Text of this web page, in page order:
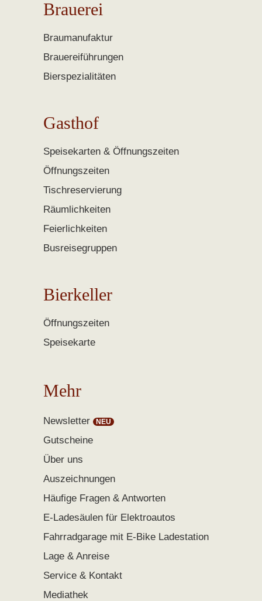
Brauerei
Braumanufaktur
Brauereiführungen
Bierspezialitäten
Gasthof
Speisekarten & Öffnungszeiten
Öffnungszeiten
Tischreservierung
Räumlichkeiten
Feierlichkeiten
Busreisegruppen
Bierkeller
Öffnungszeiten
Speisekarte
Mehr
Newsletter
Gutscheine
Über uns
Auszeichnungen
Häufige Fragen & Antworten
E-Ladesäulen für Elektroautos
Fahrradgarage mit E-Bike Ladestation
Lage & Anreise
Service & Kontakt
Mediathek